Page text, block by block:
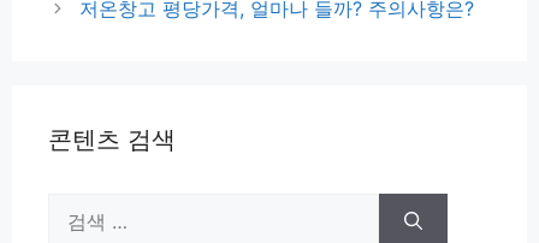
저온창고 평당가격, 얼마나 들까? 주의사항은?
콘텐츠 검색